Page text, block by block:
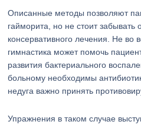
Описанные методы позволяют
гайморита, но не стоит забывать
консервативного лечения. Не во
гимнастика может помочь
развития бактериального
больному необходимы
недуга важно принять
Упражнения в таком случае